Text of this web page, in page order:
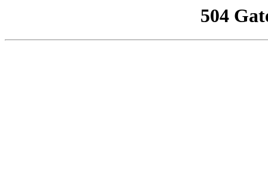
504